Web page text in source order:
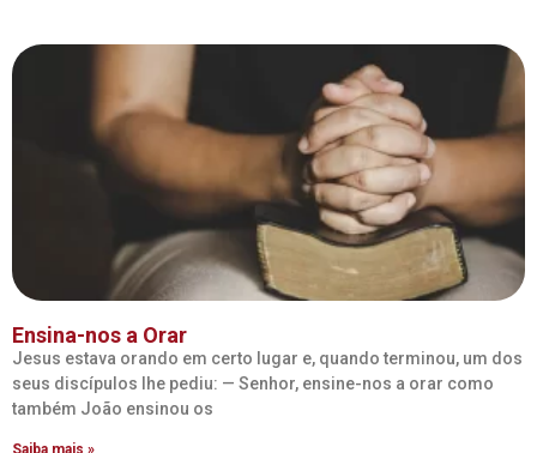
Ensina-nos a Orar
Jesus estava orando em certo lugar e, quando terminou, um dos
seus discípulos lhe pediu: — Senhor, ensine-nos a orar como
também João ensinou os
Saiba mais »